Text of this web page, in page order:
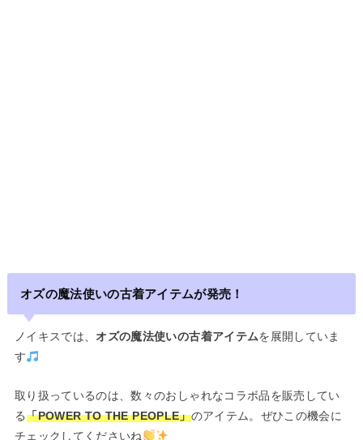
オズの魔法使いの古着アイテムが発売！
ノイキスでは、オズの魔法使いの古着アイテムを展開していま
す
取り扱っているのは、数々のおしゃれなコラボ品を販売してい
る「POWER TO THE PEOPLE」のアイテム。ぜひこの機会に
チェックしてくださいね